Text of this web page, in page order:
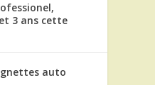
3 ans cette
auto